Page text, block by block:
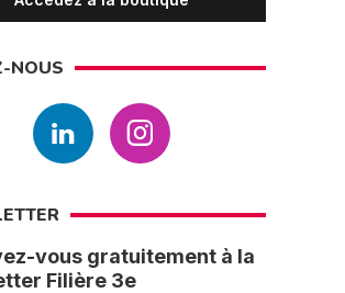
NOUS
vous gratuitement à la
Filière 3e